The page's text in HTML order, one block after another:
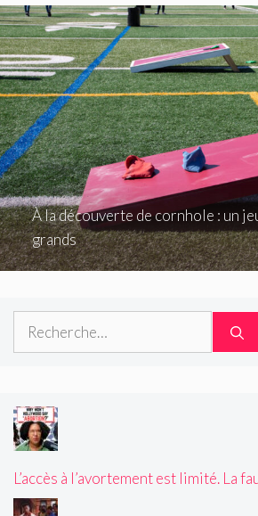
À la découverte de cornhole : un
grands
Rechercher :
L’accès à l’avortement est limité. La